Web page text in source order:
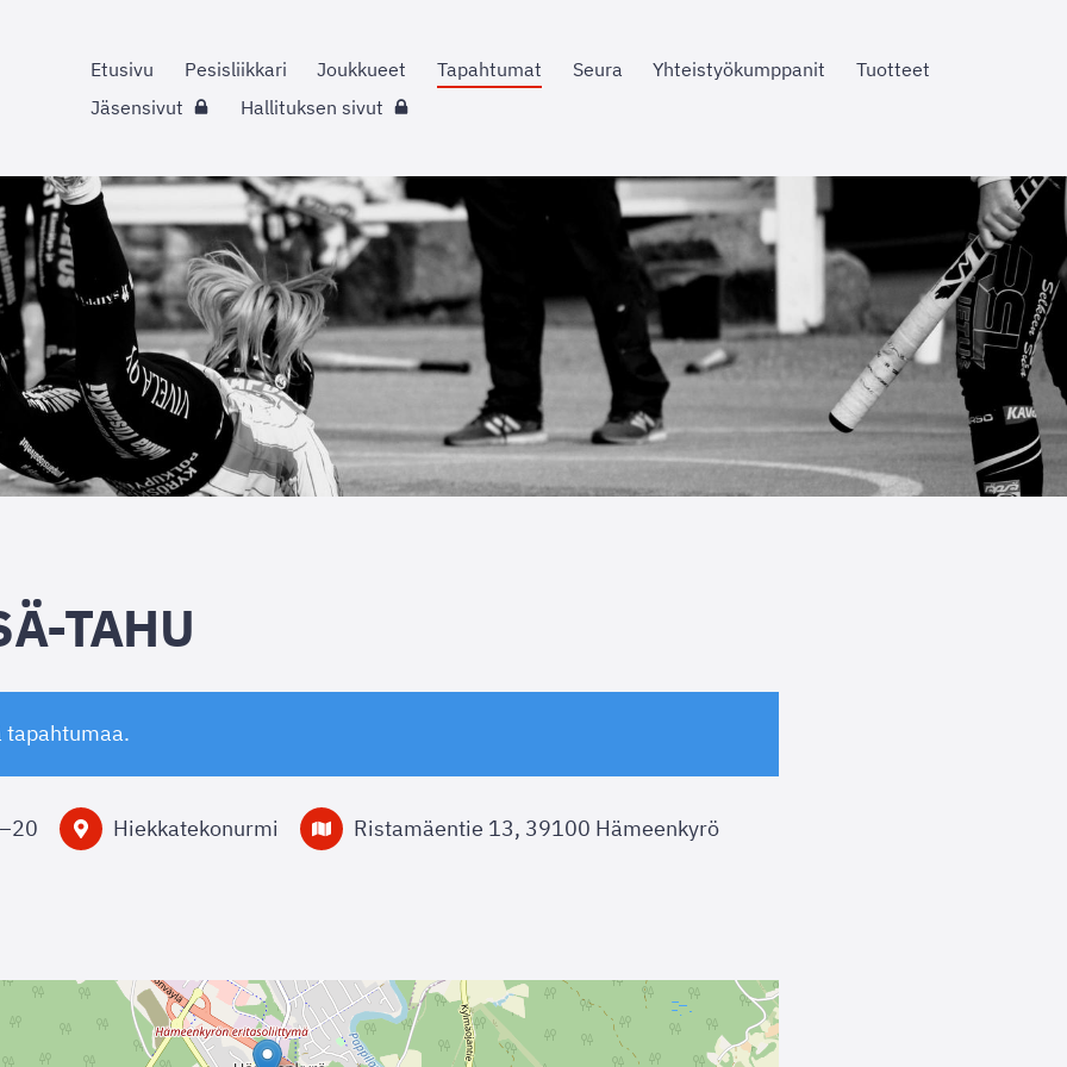
Etusivu Pesisliikkari Joukkueet Tapahtumat Seura Yhteistyökumppanit
Tuotteet
Jäsensivut
Hallituksen sivut
TAHU
tapahtumaa.
–20 Hiekkatekonurmi Ristamäentie 13, 39100 Hämeenkyrö